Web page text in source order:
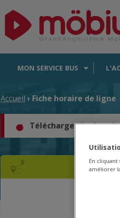
MON SERVICE BUS
Accueil › Fiche horaire de ligne
Téléchargez les
En
améliorer